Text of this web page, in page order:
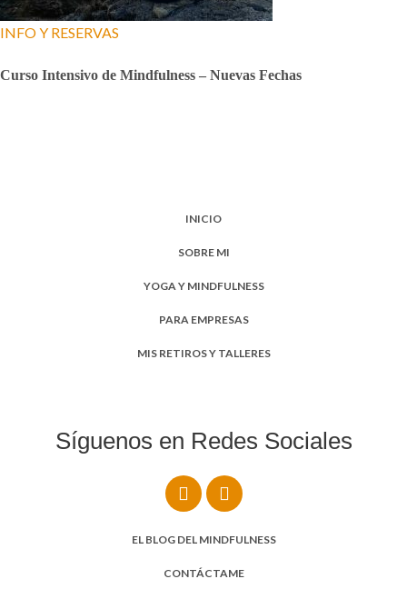
INFO Y RESERVAS
Curso Intensivo de Mindfulness – Nuevas Fechas
INICIO
SOBRE MI
YOGA Y MINDFULNESS
PARA EMPRESAS
MIS RETIROS Y TALLERES
Síguenos en Redes Sociales
EL BLOG DEL MINDFULNESS
CONTÁCTAME